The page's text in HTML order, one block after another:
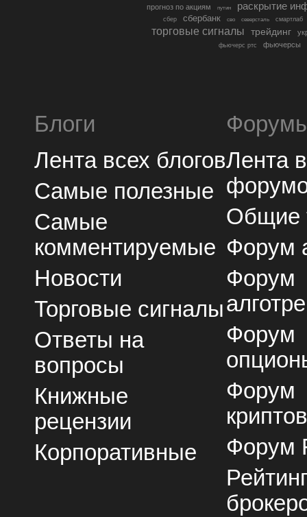
прогноз по акциям путин раскрытие
сбер сбербанк сво северсталь смартлаб
торговые сигналы трейдинг
фьючерс ртс фьючерсы
Блоги
Лента всех блогов
Самые полезные
Самые
комментируемые
Новости
Торговые сигналы
Ответы на
вопросы
Книжные
рецензии
Корпоративные
Лента
Общие
Форум
Форум
Форум
Форум
Форум